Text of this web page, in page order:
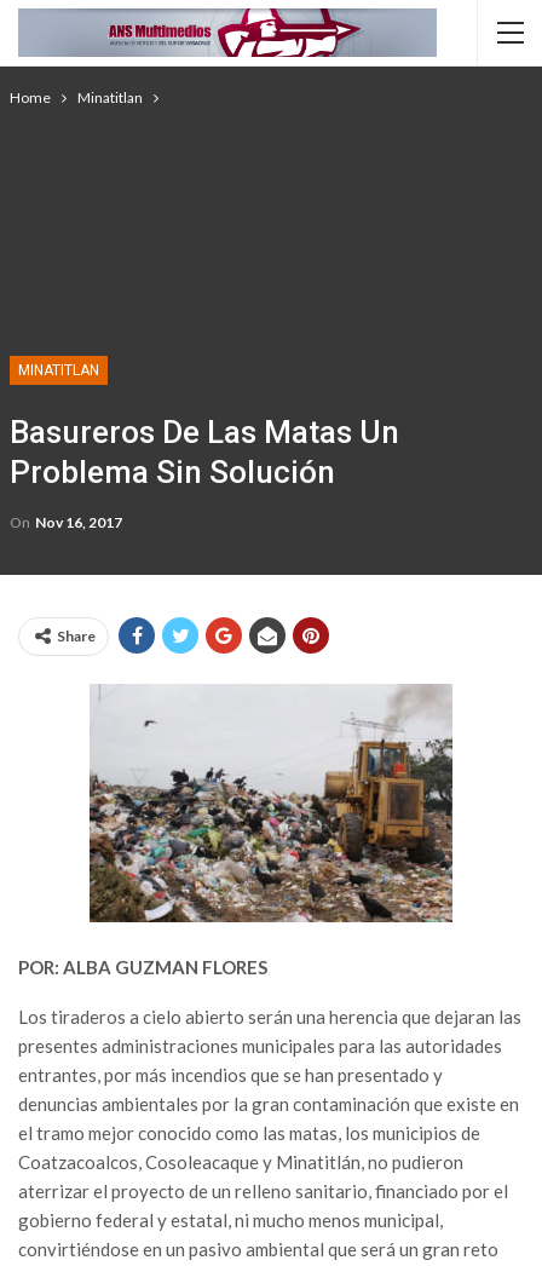
Home Minatitlan
MINATITLAN
Basureros De Las Matas Un
Problema Sin Solución
On Nov 16, 2017
Share
POR: ALBA GUZMAN FLORES
Los tiraderos a cielo abierto serán una herencia que dejaran las
presentes administraciones municipales para las autoridades
entrantes, por más incendios que se han presentado y
denuncias ambientales por la gran contaminación que existe en
el tramo mejor conocido como las matas, los municipios de
Coatzacoalcos, Cosoleacaque y Minatitlán, no pudieron
aterrizar el proyecto de un relleno sanitario, financiado por el
gobierno federal y estatal, ni mucho menos municipal,
convirtiéndose en un pasivo ambiental que será un gran reto